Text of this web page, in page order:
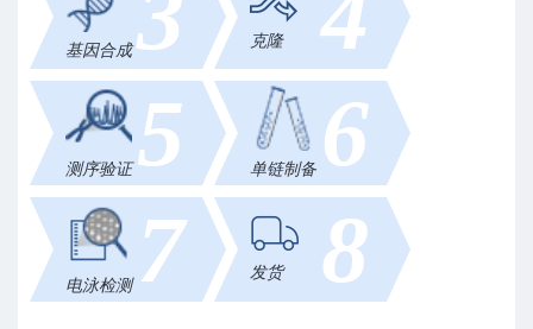
基因合成
克隆
测序验证 5 单链制备 6
电泳检测 7 发货 8